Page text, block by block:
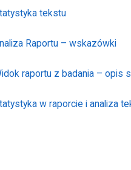
tekstu
Raportu – wskazówki
raportu z badania – opis
w raporcie i analiza